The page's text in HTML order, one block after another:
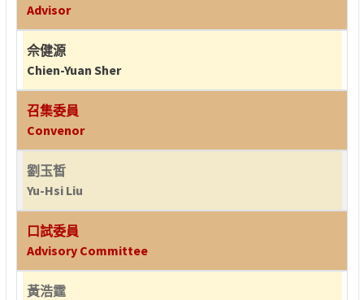
Advisor
佘健源
Chien-Yuan Sher
召集委員
Convenor
劉玉皙
Yu-Hsi Liu
口試委員
Advisory Committee
黃浩霆